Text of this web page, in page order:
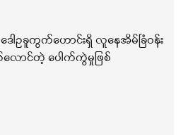
ါဥခူကွက်ဟောင်းရှိ လူနေအိမ်ခြံဝန်း
ာင်တဲ့ ပေါက်ကွဲမှုဖြစ်